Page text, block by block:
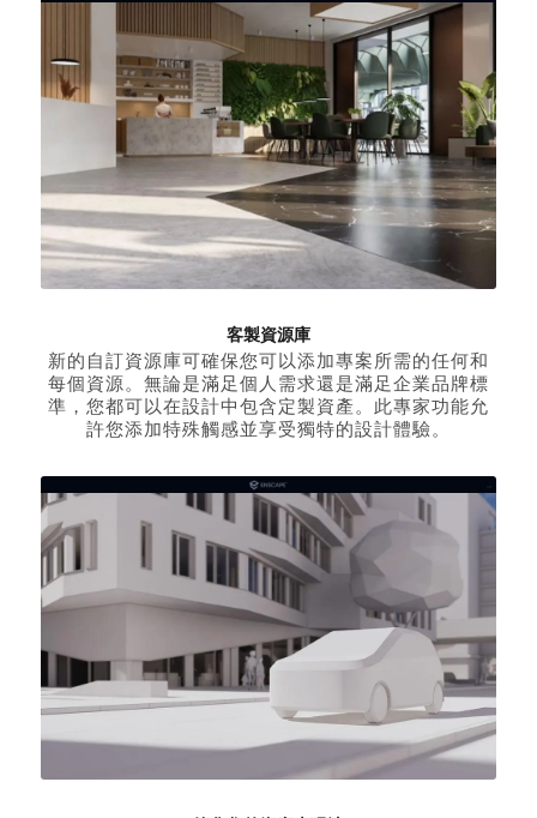
客製資源庫
新的自訂資源庫可確保您可以添加專案所需的任何和
每個資源。無論是滿足個人需求還是滿足企業品牌標
準，您都可以在設計中包含定製資產。此專家功能允
許您添加特殊觸感並享受獨特的設計體驗。